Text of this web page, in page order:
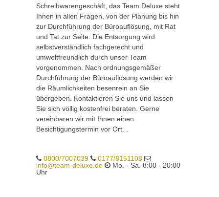
Schreibwarengeschäft, das Team Deluxe steht
Ihnen in allen Fragen, von der Planung bis hin
zur Durchführung der Büroauflösung, mit Rat
und Tat zur Seite. Die Entsorgung wird
selbstverständlich fachgerecht und
umweltfreundlich durch unser Team
vorgenommen. Nach ordnungsgemäßer
Durchführung der Büroauflösung werden wir
die Räumlichkeiten besenrein an Sie
übergeben. Kontaktieren Sie uns und lassen
Sie sich völlig kostenfrei beraten. Gerne
vereinbaren wir mit Ihnen einen
Besichtigungstermin vor Ort. .
0800/7007039
0177/8151108
info@team-deluxe.de
Mo. - Sa. 8:00 - 20:00
Uhr